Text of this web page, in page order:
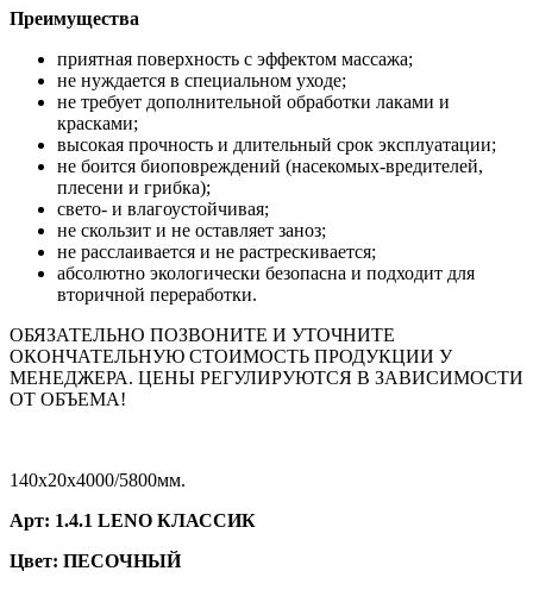
Преимущества
приятная поверхность с эффектом массажа;
не нуждается в специальном уходе;
не требует дополнительной обработки лаками и
красками;
высокая прочность и длительный срок эксплуатации;
не боится биоповреждений (насекомых-вредителей,
плесени и грибка);
свето- и влагоустойчивая;
не скользит и не оставляет заноз;
не расслаивается и не растрескивается;
абсолютно экологически безопасна и подходит для
вторичной переработки.
ОБЯЗАТЕЛЬНО ПОЗВОНИТЕ И УТОЧНИТЕ
ОКОНЧАТЕЛЬНУЮ СТОИМОСТЬ ПРОДУКЦИИ У
МЕНЕДЖЕРА. ЦЕНЫ РЕГУЛИРУЮТСЯ В ЗАВИСИМОСТИ
ОТ ОБЪЕМА!
140x20x4000/5800мм.
Арт: 1.4.1 LENO КЛАССИК
Цвет: ПЕСОЧНЫЙ